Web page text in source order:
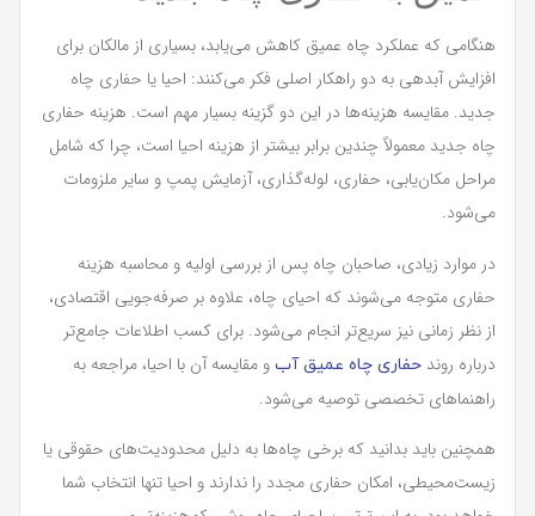
هنگامی که عملکرد چاه عمیق کاهش می‌یابد، بسیاری از مالکان برای
افزایش آبدهی به دو راهکار اصلی فکر می‌کنند: احیا یا حفاری چاه
جدید. مقایسه هزینه‌ها در این دو گزینه بسیار مهم است. هزینه حفاری
چاه جدید معمولاً چندین برابر بیشتر از هزینه احیا است، چرا که شامل
مراحل مکان‌یابی، حفاری، لوله‌گذاری، آزمایش پمپ و سایر ملزومات
می‌شود.
در موارد زیادی، صاحبان چاه پس از بررسی اولیه و محاسبه هزینه
حفاری متوجه می‌شوند که احیای چاه، علاوه بر صرفه‌جویی اقتصادی،
از نظر زمانی نیز سریع‌تر انجام می‌شود. برای کسب اطلاعات جامع‌تر
درباره روند حفاری چاه عمیق آب و مقایسه آن با احیا، مراجعه به
راهنماهای تخصصی توصیه می‌شود.
همچنین باید بدانید که برخی چاه‌ها به دلیل محدودیت‌های حقوقی یا
زیست‌محیطی، امکان حفاری مجدد را ندارند و احیا تنها انتخاب شما